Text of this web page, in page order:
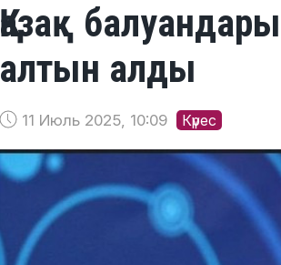
Қазақ
алтын алды
11 Июль 2025, 10:09 Күрес